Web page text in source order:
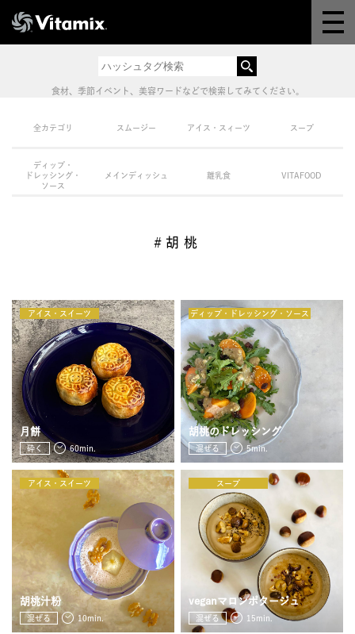
体験＆講座
8つの機能
オンラインストア
製品情報
JOURNAL
レビュー
食材、季節イベント、美容ワードなどで検索してみてください。
全カテゴリ スムージー アイス・スィーツ スープ
ディップ・
ドレッシング・
ソース
メインディッシュ 離乳食 VITAFOOD
#胡桃
アイス・スイーツ
月餅
砕く 60min.
ディップ・ドレッシング・ソース
胡桃のドレッシング
混ぜる 5min.
アイス・スイーツ
胡桃汁粉
混ぜる 10min.
スープ
veganマロンポタージュ
混ぜる 15min.